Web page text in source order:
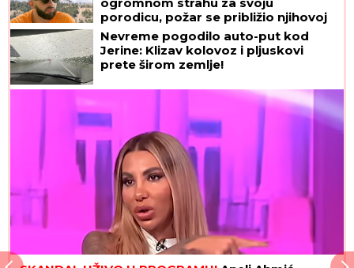
porodicu, požar se približio njihovoj
kući: "Prva reč koju sam čuo -
IZGOREĆEMO"
Nevreme pogodilo auto-put kod
Jerine: Klizav kolovoz i pljuskovi
prete širom zemlje!